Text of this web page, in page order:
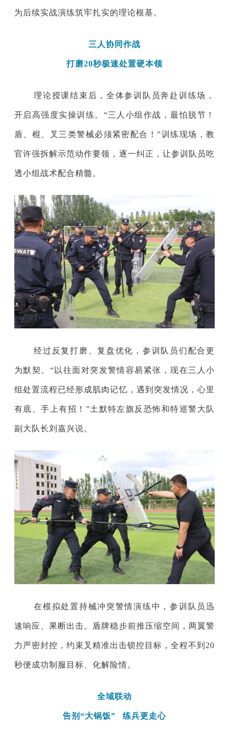
为后续实战演练筑牢扎实的理论根基。
三人协同作战
打磨20秒极速处置硬本领
理论授课结束后，全体参训队员奔赴训练场，
开启高强度实操训练。“三人小组作战，最怕脱节！
盾、棍、叉三类警械必须紧密配合！”训练现场，教
官许强拆解示范动作要领，逐一纠正，让参训队员吃
透小组战术配合精髓。
经过反复打磨、复盘优化，参训队员们配合更
为默契。“以往面对突发警情容易紧张，现在三人小
组处置流程已经形成肌肉记忆，遇到突发情况，心里
有底、手上有招！”土默特左旗反恐怖和特巡警大队
副大队长刘嘉兴说。
在模拟处置持械冲突警情演练中，参训队员迅
速响应、果断出击。盾牌稳步前推压缩空间，两翼警
力严密封控，约束叉精准出击锁控目标，全程不到20
秒便成功制服目标、化解险情。
全域联动
告别“大锅饭” 练兵更走心